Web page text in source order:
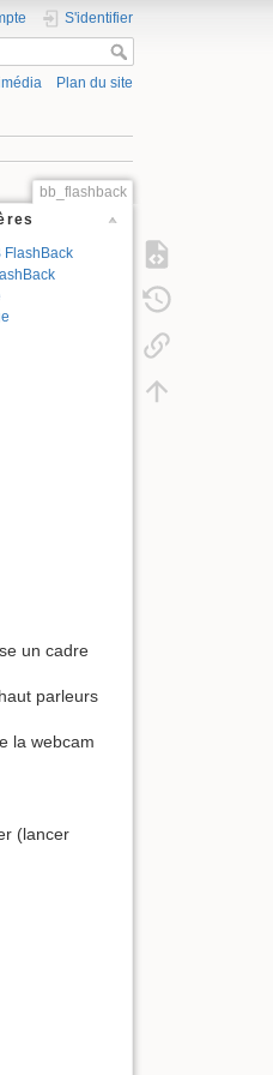
S'identifier
Plan du site
bb_flashback
FlashBack
un cadre
parleurs
la webcam
(lancer